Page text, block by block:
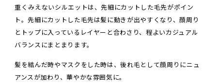
重くみえないシルエットは、先細にカットした毛先がポイン
ト。先細にカットした毛先は髪に動きが出やすくなり、顔周り
とトップに入っているレイヤーと合わさり、程よいカジュアル
バランスにまとまります。
髪を結んだ時やマスクをした時は、後れ毛として顔周りにニュ
アンスが加わり、華やかな雰囲気に。